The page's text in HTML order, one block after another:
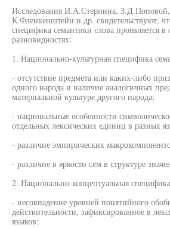
Исследования И.А.Стернина,
К.Фленкенштейн и др. свидетельствуют,
специфика семантики слова проявляется
разновидностях:
1. Национально-культурная специфика
- отсутствие предмета или каких-либо
одного народа и наличие аналогичных
материальной культуре другого народа;
- национальные особенности
отдельных лексических единиц в разных
- различие эмпирических
- различие в яркости сем в структуре
2. Национально-концептуальная
- несовпадение уровней понятийного
действительности, зафиксированное в
языков;